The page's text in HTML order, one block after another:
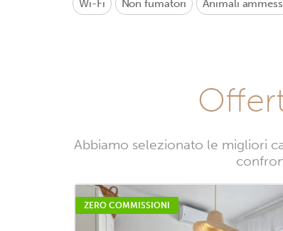
Wi-Fi Non fumatori Animali
Abbiamo selezionato le migliori
ZERO COMMISSIONI